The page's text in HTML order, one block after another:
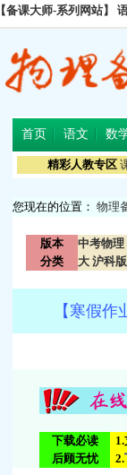
【备课大师-系列网站】
首页 语文 数
精彩人教专区
您现在的位置： 物理
版本
分类
中考物理
大 沪科版
【寒假
下载必读
后顾无忧
2.